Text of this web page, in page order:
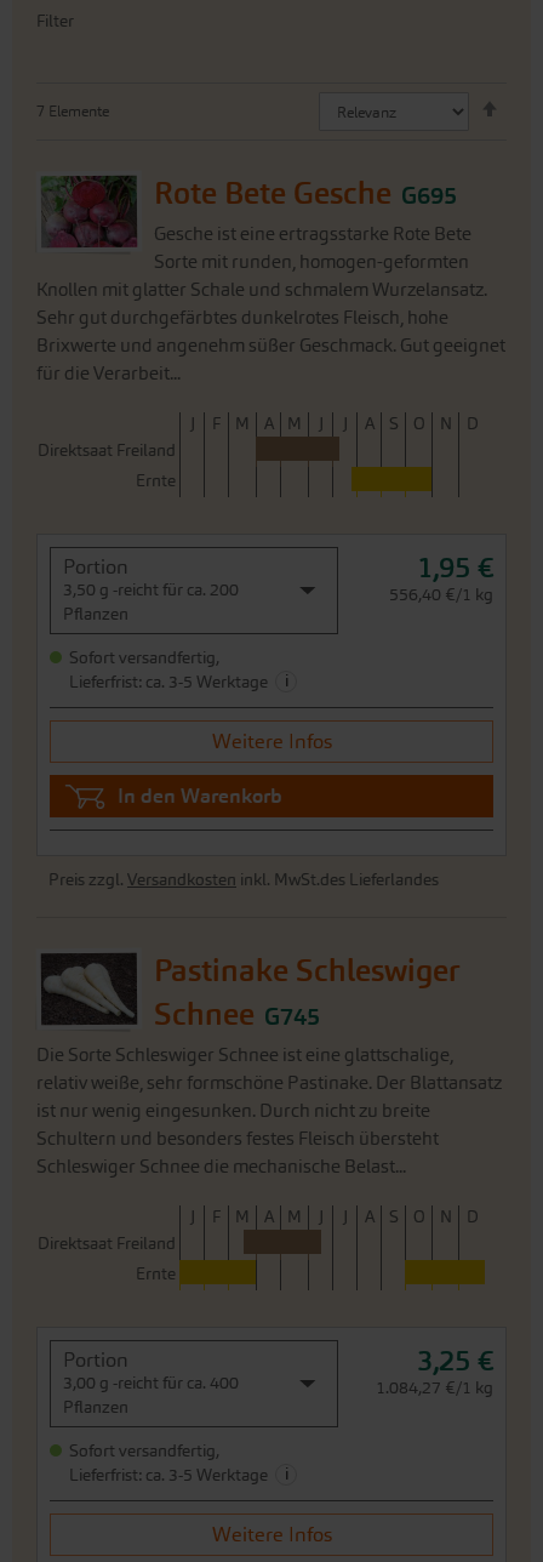
Filter
7 Elemente
Rote Bete Gesche G695
Gesche ist eine ertragsstarke Rote Bete
Sorte mit runden, homogen-geformten
Knollen mit glatter Schale und schmalem Wurzelansatz.
Sehr gut durchgefärbtes dunkelrotes Fleisch, hohe
Brixwerte und angenehm süßer Geschmack. Gut geeignet
für die Verarbeit...
J F M A M J J A S O N
D
Direktsaat Freiland
Ernte
Portion
3,50 g -reicht für ca. 200
Pflanzen
1,95 €
556,40 €/1 kg
Sofort versandfertig,
Lieferfrist: ca. 3-5 Werktage
i
Weitere Infos
In den Warenkorb
Preis zzgl. Versandkosten inkl. MwSt.des Lieferlandes
Pastinake Schleswiger
Schnee G745
Die Sorte Schleswiger Schnee ist eine glattschalige,
relativ weiße, sehr formschöne Pastinake. Der Blattansatz
ist nur wenig eingesunken. Durch nicht zu breite
Schultern und besonders festes Fleisch übersteht
Schleswiger Schnee die mechanische Belast...
J F M A M J J A S O N
D
Direktsaat Freiland
Ernte
Portion
3,00 g -reicht für ca. 400
Pflanzen
3,25 €
1.084,27 €/1 kg
Sofort versandfertig,
Lieferfrist: ca. 3-5 Werktage
i
Weitere Infos